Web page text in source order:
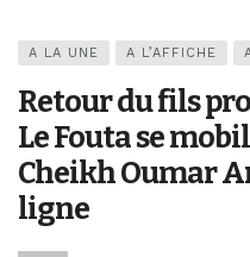
A LA UNE A L’AFFICHE
Retour du fils
Le Fouta se
Cheikh Oumar
ligne